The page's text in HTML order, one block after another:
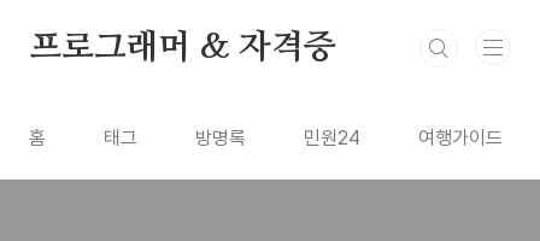
프로그래머 & 자격증
홈 태그 방명록 민원24 여행가이드